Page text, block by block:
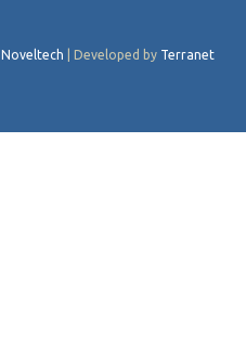
Noveltech | Developed by Terranet